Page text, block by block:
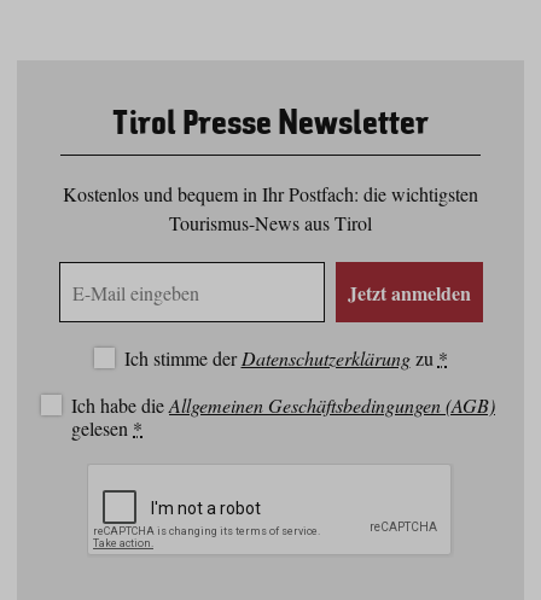
Tirol Presse Newsletter
Kostenlos und bequem in Ihr Postfach: die wichtigsten
Tourismus-News aus Tirol
Mail
Jetzt anmelden
Ich stimme derDatenschutzerklärungzu *
Ich habe dieAllgemeinen Geschäftsbedingungen (AGB)
gelesen *